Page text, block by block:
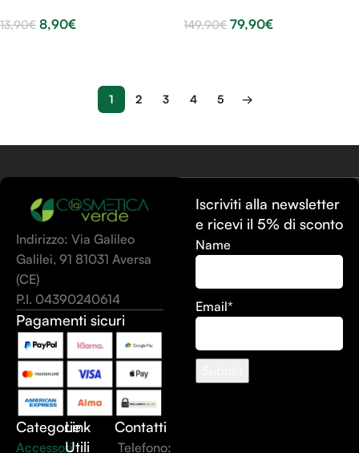
13,90€ 8,90€ 149,90€ 79,90€
1 2 3 4 5 →
Indirizzo: Via Galileo
Galilei, 91 81031 Aversa
(CE)
P.I. 04390240614
Pagamenti sicuri
Categorie
Accessori
Link
Utili
Contatti
Telefono:
Iscriviti alla newsletter
e ricevi il 5% di sconto
Name
Email*